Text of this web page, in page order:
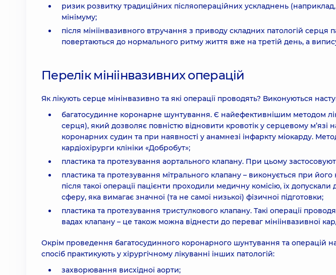
ризик розвитку традиційних післяопераційних ускладнень
мінімуму;
після мініінвазивного втручання з приводу складних патологій серця
повертаються до нормального ритму життя вже на третій день, а
Перелік мініінвазивних операцій
Як лікують серце мінінвазивно та які операції проводять? Виконуються
багатосудинне коронарне шунтування. Є найефективнішим методом
серця), який дозволяє повністю відновити кровотік у серцевому м’язі
коронарних судин та при наявності у анамнезі інфаркту міокарду.
кардіохірурги клініки «Добробут»;
пластика та протезування аортального клапану. При цьому
пластика та протезування мітрального клапану – виконується при
після такої операції пацієнти проходили медичну комісію, їх
сферу, яка вимагає значної (та не самої низької) фізичної підготовки;
пластика та протезування тристулкового клапану. Такі операції
вадах клапану – це також можна віднести до переваг мініінвазивної
Окрім проведення багатосудинного коронарного шунтування та операцій
спосіб практикують у хірургічному лікуванні інших патологій:
захворювання висхідної аорти;